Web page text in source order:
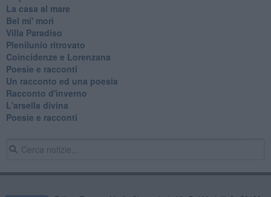
La casa al mare
Bel mi' morì
Villa Paradiso
Plenilunio ritrovato
Coincidenze e Lorenzana
Poesie e racconti
Un racconto ed una poesia
Racconto d'inverno
​L'arsella divina
Poesie e racconti